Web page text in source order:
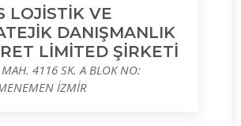
LOJİSTİK VE
DANIŞMANLIK
LİMİTED ŞİRKETİ
4116 SK. A BLOK NO:
İZMİR